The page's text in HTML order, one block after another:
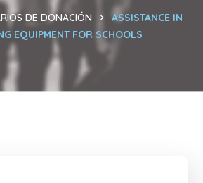
DE DONACIÓN
ASSISTANCE IN
EQUIPMENT FOR SCHOOLS